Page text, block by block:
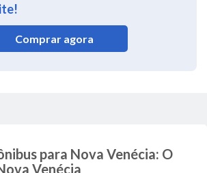
Comprar agora
para Nova Venécia: O
Venécia